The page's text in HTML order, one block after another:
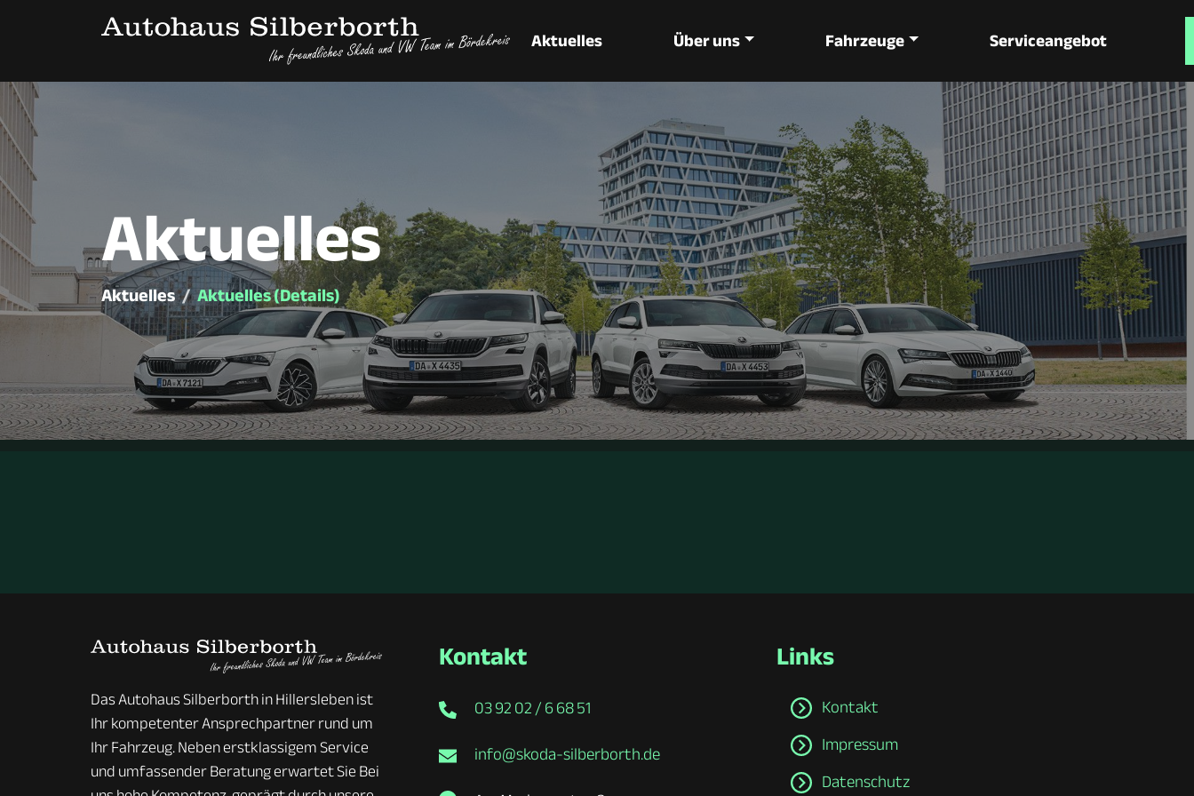
Aktuelles Über uns Fahrzeuge Serviceangebot
Aktuelles
Aktuelles Aktuelles (Details)
Das Autohaus Silberborth in Hillersleben ist
Ihr kompetenter Ansprechpartner rund um
Ihr Fahrzeug. Neben erstklassigem Service
und umfassender Beratung erwartet Sie Bei
Kontakt
03 92 02 / 6 68 51
info@skoda-silberborth.de
Links
Kontakt
Impressum
Datenschutz